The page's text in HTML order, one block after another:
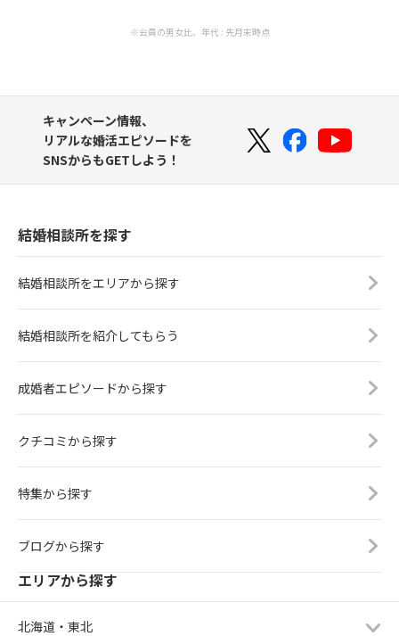
※会員の男女比、年代 : 先月末時点
キャンペーン情報、
リアルな婚活エピソードを
SNSからもGETしよう！
結婚相談所を探す
結婚相談所をエリアから探す
結婚相談所を紹介してもらう
成婚者エピソードから探す
クチコミから探す
特集から探す
ブログから探す
エリアから探す
北海道・東北